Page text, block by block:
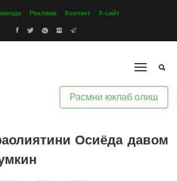
Реклама Контакт Х-сайт
Расмни юклаб олиш
Осиёда давом